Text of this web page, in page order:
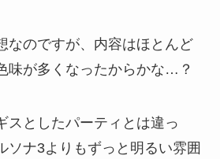
なのですが、内容はほとんど
味が多くなったからかな…？
スとしたパーティとは違っ
ソナ3よりもずっと明るい雰囲